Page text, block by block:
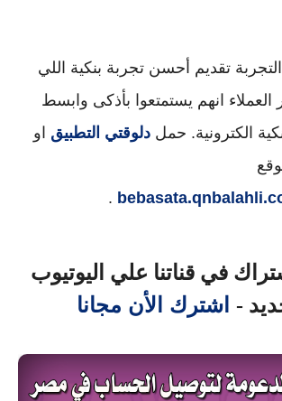
تقديم أحسن تجربة بنكية اللي
العملاء انهم يستمتعوا بأذكى وابسط
الكترونية. حمل دلوقتي التطبيق او
.
في قناتنا علي اليوتيوب
- اشترك الأن مجانا